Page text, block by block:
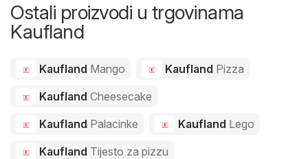
Ostali proizvodi u trgovinama
Kaufland
Kaufland Mango Kaufland Pizza
Kaufland Cheesecake
Kaufland Palacinke Kaufland Lego
Kaufland Tijesto za pizzu